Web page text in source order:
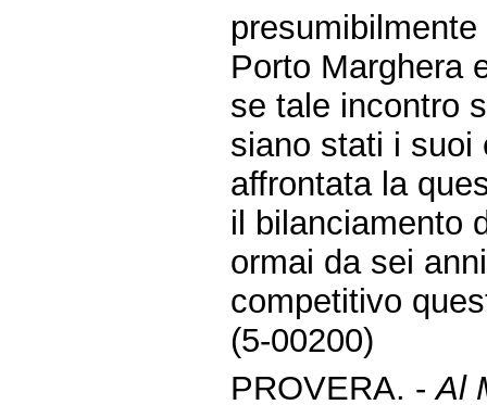
Porto Marghera
se tale incontro
siano stati i suoi
affrontata la
il bilanciamento
ormai da sei
competitivo
(5-00200)
PROVERA. -Al